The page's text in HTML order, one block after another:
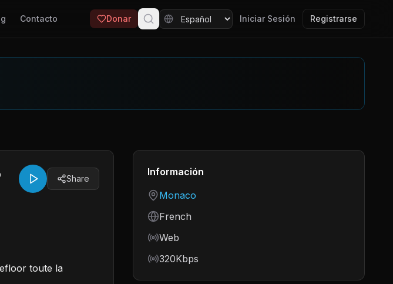
Contacto Donar Iniciar Sesión Registrarse
Share
toute la
Información
Country
Monaco
Language
French
Frequency
Web
Bitrate
320Kbps